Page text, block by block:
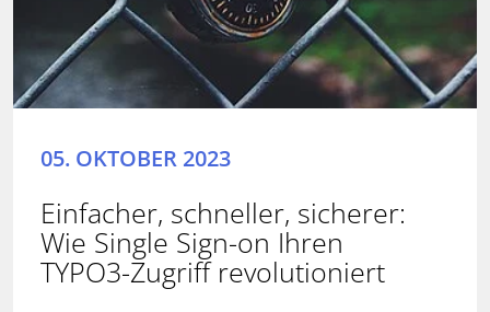
05. OKTOBER 2023
Einfacher, schneller, sicherer:
Wie Single Sign-on Ihren
TYPO3-Zugriff revolutioniert